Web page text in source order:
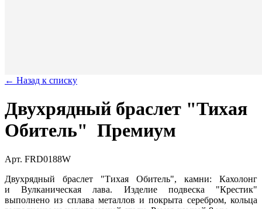
← Назад к списку
Двухрядный браслет "Тихая
Обитель" Премиум
Арт. FRD0188W
Двухрядный браслет "Тихая Обитель", камни: Кахолонг
и Вулканическая лава. Изделие подвеска "Крестик"
выполнено из сплава металлов и покрыта серебром, кольца